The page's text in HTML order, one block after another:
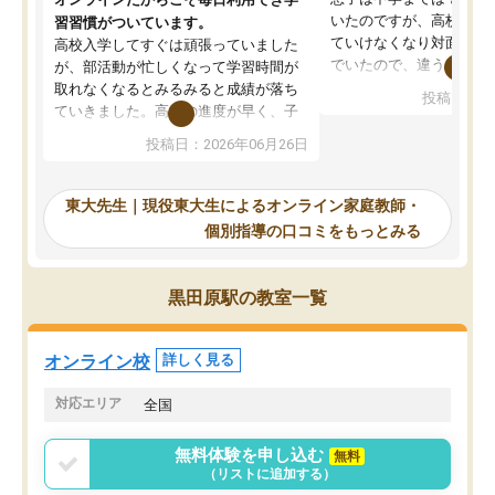
習習慣がついています。
高校入学してすぐは頑張っていました
が、部活動が忙しくなって学習時間が
取れなくなるとみるみると成績が落ち
ていきました。高校の進度が早く、子
供も家に帰って勉強の話すると嫌な反
応を示します。東大先生にお願いして
れるので、親としても安心です。毎日
使える自習室とかもあり、わからない
ところがあれば先生が回答してくれる
のも重宝しています。
投稿日：2026年06月26日
いたのですが、高校に入
ていけなくなり対面の塾
でいたので、違うアプロ
で、当初は模試でD判定
自習室が毎日使えていつ
るのが心強かったよう
謝です。
投稿日：
東大先生｜現役東大生によるオンライン家庭教師・
個別指導の口コミをもっとみる
黒田原駅の教室一覧
オンライン校 詳しく見る
対応エリア 全国
無料体験を申し込む
無料
（リストに追加する）